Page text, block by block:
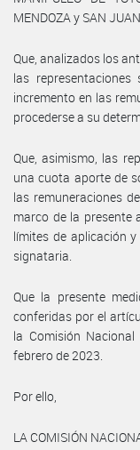
MENDOZA y SAN JUAN.
Que, analizados los
las
incremento en las
procederse a su
Que, asimismo, las
una cuota aporte de
las remuneraciones
marco de la presente
límites de aplicación
signataria.
Que la presente
conferidas por el
la Comisión
febrero de 2023.
Por ello,
LA COMISIÓN